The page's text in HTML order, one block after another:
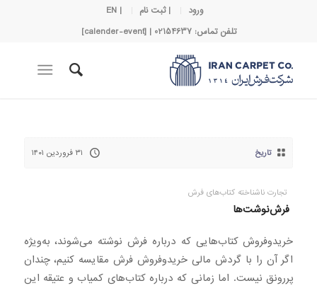
ورود | ثبت نام
| EN
تلفن تماس: 02154637 | [calender-event]
تاریخ ۳۱ فروردین ۱۴۰۱
تجارت ناشناخته‌ کتاب‌های فرش
فرش‌نوشت‌ها
خریدوفروش کتاب‌هایی که درباره فرش نوشته می‌شوند، به‌ویژه
اگر آن را با گردش مالی خریدوفروش فرش‌ مقایسه کنیم، چندان
پررونق نیست. اما زمانی که درباره کتاب‌های کمیاب و عتیقه این